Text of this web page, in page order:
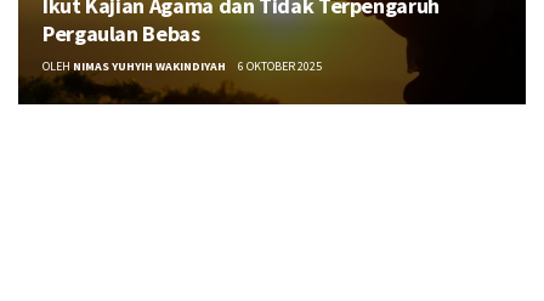
Pergaulan Bebas
OLEH NIMAS YUHYIH WAKINDIYAH 6 OKTOBER 2025